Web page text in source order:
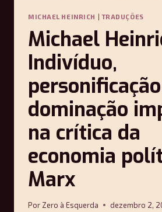
MICHAEL HEINRICH |TRADUÇÕES
Michael
Indivíduo,
dominação
na crítica da
economia
Marx
Por Zero à Esquerda dezembro 2,